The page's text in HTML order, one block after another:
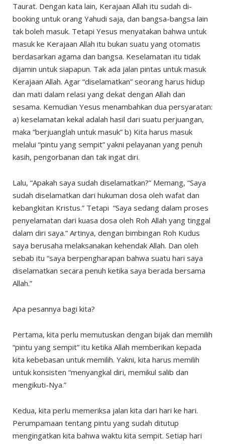
Taurat. Dengan kata lain, Kerajaan Allah itu sudah di-
booking untuk orang Yahudi saja, dan bangsa-bangsa lain
tak boleh masuk. Tetapi Yesus menyatakan bahwa untuk
masuk ke Kerajaan Allah itu bukan suatu yang otomatis
berdasarkan agama dan bangsa. Keselamatan itu tidak
dijamin untuk siapapun. Tak ada jalan pintas untuk masuk
Kerajaan Allah. Agar “diselamatkan” seorang harus hidup
dan mati dalam relasi yang dekat dengan Allah dan
sesama. Kemudian Yesus menambahkan dua persyaratan:
a) keselamatan kekal adalah hasil dari suatu perjuangan,
maka “berjuanglah untuk masuk” b) Kita harus masuk
melalui “pintu yang sempit” yakni pelayanan yang penuh
kasih, pengorbanan dan tak ingat diri.
Lalu, “Apakah saya sudah diselamatkan?” Memang, “Saya
sudah diselamatkan dari hukuman dosa oleh wafat dan
kebangkitan Kristus.” Tetapi “Saya sedang dalam proses
penyelamatan dari kuasa dosa oleh Roh Allah yang tinggal
dalam diri saya.” Artinya, dengan bimbingan Roh Kudus
saya berusaha melaksanakan kehendak Allah. Dan oleh
sebab itu “saya berpengharapan bahwa suatu hari saya
diselamatkan secara penuh ketika saya berada bersama
Allah.”
Apa pesannya bagi kita?
Pertama, kita perlu memutuskan dengan bijak dan memilih
“pintu yang sempit” itu ketika Allah memberikan kepada
kita kebebasan untuk memilih. Yakni, kita harus memilih
untuk konsisten “menyangkal diri, memikul salib dan
mengikuti-Nya.”
Kedua, kita perlu memeriksa jalan kita dari hari ke hari.
Perumpamaan tentang pintu yang sudah ditutup
mengingatkan kita bahwa waktu kita sempit. Setiap hari